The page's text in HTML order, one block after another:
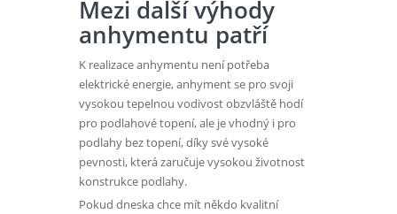
Mezi další výhody
anhymentu patří
K realizace anhymentu není potřeba
elektrické energie, anhyment se pro svoji
vysokou tepelnou vodivost obzvláště hodí
pro podlahové topení, ale je vhodný i pro
podlahy bez topení, díky své vysoké
pevnosti, která zaručuje vysokou životnost
konstrukce podlahy.
Pokud dneska chce mít někdo kvalitní